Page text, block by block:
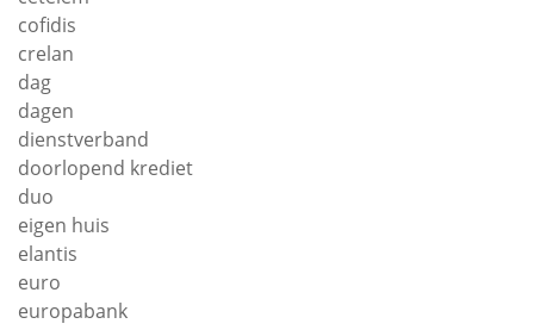
cofidis
crelan
dag
dagen
dienstverband
doorlopend krediet
duo
eigen huis
elantis
euro
europabank